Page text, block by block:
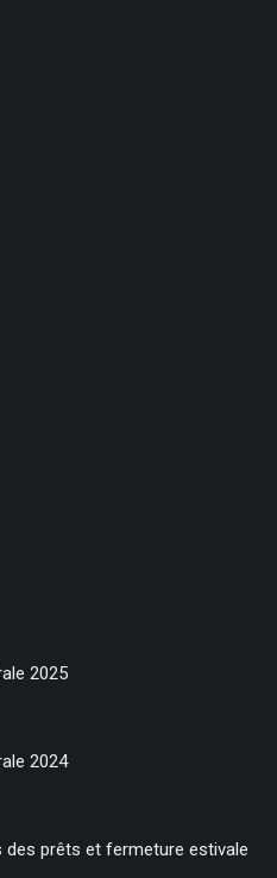
2025
2024
prêts et fermeture estivale